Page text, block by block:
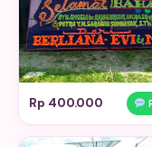
Rp 400.000